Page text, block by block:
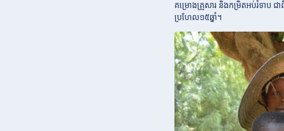
គម្រោងគ្រួសារ និងកម្រិតអប់រំទាប
ប្រហែល១៥ឆ្នាំ។